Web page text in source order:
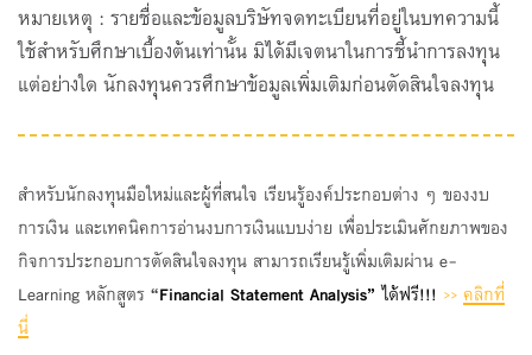
หมายเหตุ : รายชื่อและข้อมูลบริษัทจดทะเบียนที่อยู่ในบทความนี้
ใช้สำหรับศึกษาเบื้องต้นเท่านั้น มิได้มีเจตนาในการชี้นำการลงทุน
แต่อย่างใด นักลงทุนควรศึกษาข้อมูลเพิ่มเติมก่อนตัดสินใจลงทุน
สำหรับนักลงทุนมือใหม่และผู้ที่สนใจ เรียนรู้องค์ประกอบต่าง ๆ ของงบ
การเงิน และเทคนิคการอ่านงบการเงินแบบง่าย เพื่อประเมินศักยภาพของ
กิจการประกอบการตัดสินใจลงทุน สามารถเรียนรู้เพิ่มเติมผ่าน e-
Learning หลักสูตร “Financial Statement Analysis” ได้ฟรี!!! >> คลิกที่
นี่